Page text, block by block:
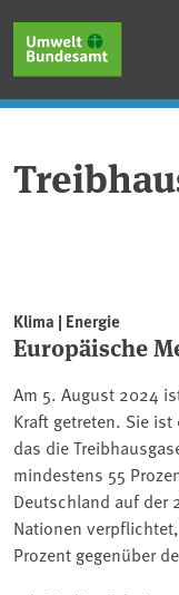
Klima | Energie
Europäische
Am 5. August 2024
Kraft getreten. Sie ist
das die
mindestens 55
Deutschland auf der
Nationen
Prozent gegenüber